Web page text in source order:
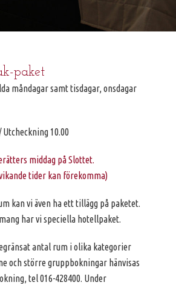
paket
måndagar samt tisdagar, onsdagar
Utcheckning 10.00
middag på Slottet.
tider kan förekomma)
kan vi även ha ett tillägg på paketet.
har vi speciella hotellpaket.
antal rum i olika kategorier
och större gruppbokningar hänvisas
tel 016-428400. Under